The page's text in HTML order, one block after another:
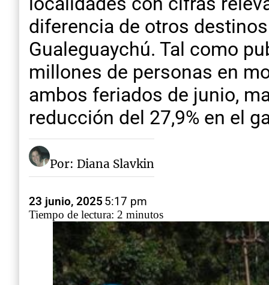
diferencia de otros
Gualeguaychú. Tal como
millones de personas en
ambos feriados de junio,
reducción del 27,9% en el
Por: Diana Slavkin
23 junio, 2025 5:17 pm
Tiempo de lectura: 2 minutos